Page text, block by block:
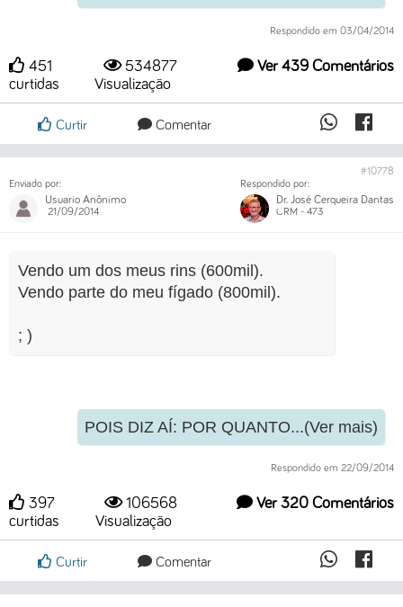
Respondido em 03/04/2014
Ver 439 Comentários
451
curtidas
534877
Visualização
Curtir Comentar
Enviado por:
Usuario Anônimo
21/09/2014
#10778
Respondido por:
Dr. José Cerqueira Dantas
CRM - 473
Vendo um dos meus rins (600mil).
Vendo parte do meu fígado (800mil).
; )
POIS DIZ AÍ: POR QUANTO...(Ver mais)
Respondido em 22/09/2014
Ver 320 Comentários
397
curtidas
106568
Visualização
Curtir Comentar